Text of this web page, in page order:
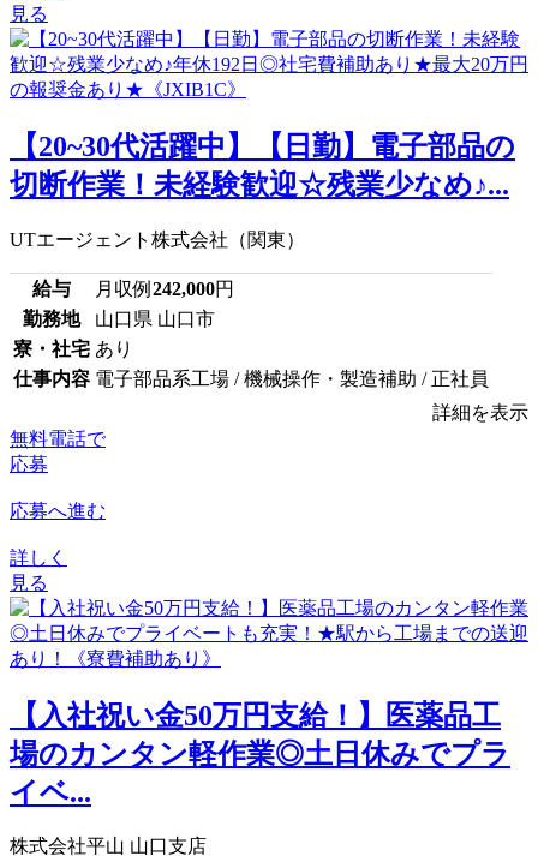
見る
【20~30代活躍中】【日勤】電子部品の
切断作業！未経験歓迎☆残業少なめ♪...
UTエージェント株式会社（関東）
給与 月収例 242,000円
勤務地
山口県 山口市
寮・社宅 あり
仕事内容 電子部品系工場 / 機械操作・製造補助 / 正社員
詳細を表示
無料電話で
応募
応募へ進む
詳しく
見る
【入社祝い金50万円支給！】医薬品工
場のカンタン軽作業◎土日休みでプラ
イベ...
株式会社平山 山口支店